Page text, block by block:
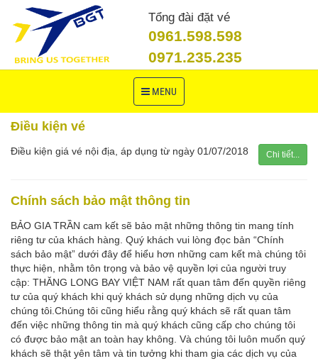
Tổng đài đặt vé
0961.598.598
0971.235.235
Toggle
navigation
MENU
Điều kiện vé
Điều kiện giá vé nội địa, áp dụng từ ngày 01/07/2018 Chi tiết...
Chính sách bảo mật thông tin
BẢO GIA TRẦN cam kết sẽ bảo mật những thông tin mang tính
riêng tư của khách hàng. Quý khách vui lòng đọc bản “Chính
sách bảo mật” dưới đây để hiểu hơn những cam kết mà chúng tôi
thực hiện, nhằm tôn trọng và bảo vệ quyền lợi của người truy
cập: THĂNG LONG BAY VIỆT NAM rất quan tâm đến quyền riêng
tư của quý khách khi quý khách sử dụng những dịch vụ của
chúng tôi.Chúng tôi cũng hiểu rằng quý khách sẽ rất quan tâm
đến việc những thông tin mà quý khách cũng cấp cho chúng tôi
có được bảo mật an toàn hay không. Và chúng tôi luôn muốn quý
khách sẽ thật yên tâm và tin tưởng khi tham gia các dịch vụ của